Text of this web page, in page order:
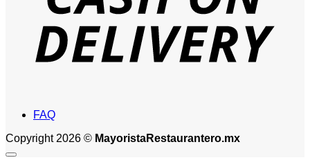
FAQ
Copyright 2026 © MayoristaRestaurantero.mx